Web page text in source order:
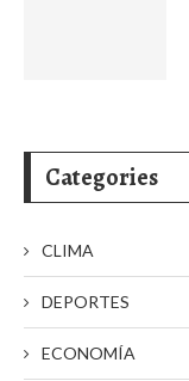
Categories
CLIMA
DEPORTES
ECONOMÍA